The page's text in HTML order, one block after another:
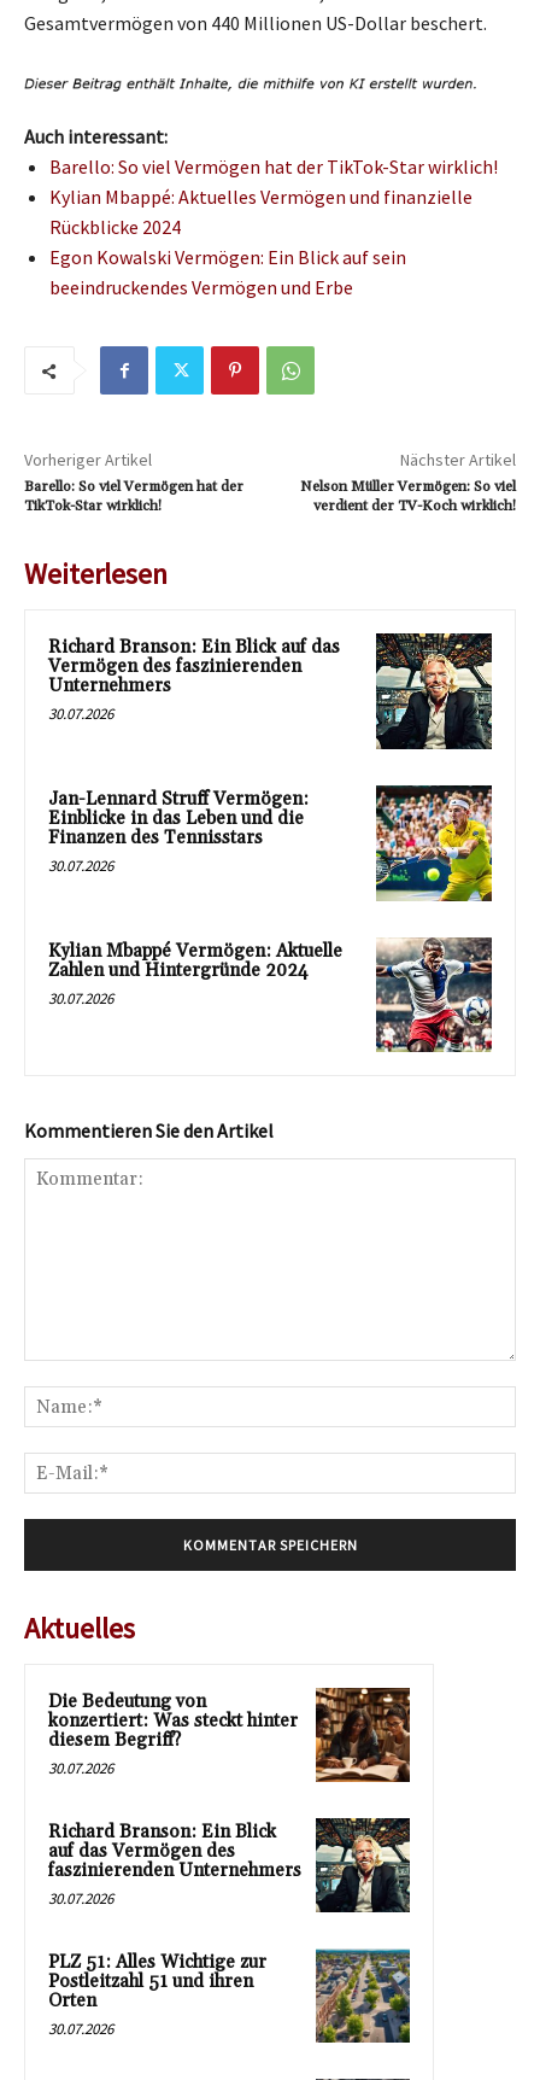
Gesamtvermögen von 440 Millionen US-Dollar beschert.
Auch interessant:
Barello: So viel Vermögen hat der TikTok-Star wirklich!
Kylian Mbappé: Aktuelles Vermögen und finanzielle
Rückblicke 2024
Egon Kowalski Vermögen: Ein Blick auf sein
beeindruckendes Vermögen und Erbe
Vorheriger Artikel
Barello: So viel Vermögen hat der
TikTok-Star wirklich!
Nächster Artikel
Nelson Müller Vermögen: So viel
verdient der TV-Koch wirklich!
Weiterlesen
Richard Branson: Ein Blick auf das
Vermögen des faszinierenden
Unternehmers
30.07.2026
Jan-Lennard Struff Vermögen:
Einblicke in das Leben und die
Finanzen des Tennisstars
30.07.2026
Kylian Mbappé Vermögen: Aktuelle
Zahlen und Hintergründe 2024
30.07.2026
Kommentieren Sie den Artikel
Aktuelles
Die Bedeutung von
konzertiert: Was steckt hinter
diesem Begriff?
30.07.2026
Richard Branson: Ein Blick
auf das Vermögen des
faszinierenden Unternehmers
30.07.2026
PLZ 51: Alles Wichtige zur
Postleitzahl 51 und ihren
Orten
30.07.2026